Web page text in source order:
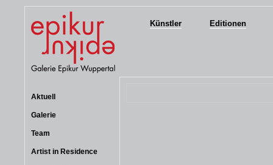
Künstler Editionen
Aktuell
Galerie
Team
Artist in Residence